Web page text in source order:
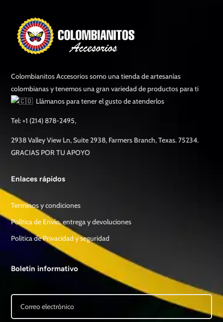
Colombianitos Accesorios somo una tienda de artesanías
colombianas y tenemos una gran variedad de productos para ti
Llámanos para tener el gusto de atenderlos
Tel: +1 (214) 878-2495,
2938 Valley View Ln, Suite 2938, Farmers Branch, Texas. 75234.
GRACIAS POR TU APOYO
Enlaces rápidos
Terminos y condiciones
Política de Envío, entrega y devoluciones
Politica de Privacidad y seguridad
Boletin informativo